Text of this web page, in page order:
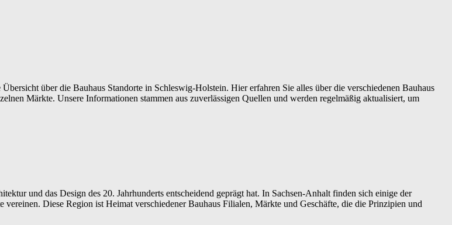
über die Bauhaus Standorte in Schleswig-Holstein. Hier erfahren Sie alles über die verschiedenen Bauhaus
Märkte. Unsere Informationen stammen aus zuverlässigen Quellen und werden regelmäßig aktualisiert, um
und das Design des 20. Jahrhunderts entscheidend geprägt hat. In Sachsen-Anhalt finden sich einige der
vereinen. Diese Region ist Heimat verschiedener Bauhaus Filialen, Märkte und Geschäfte, die die Prinzipien und